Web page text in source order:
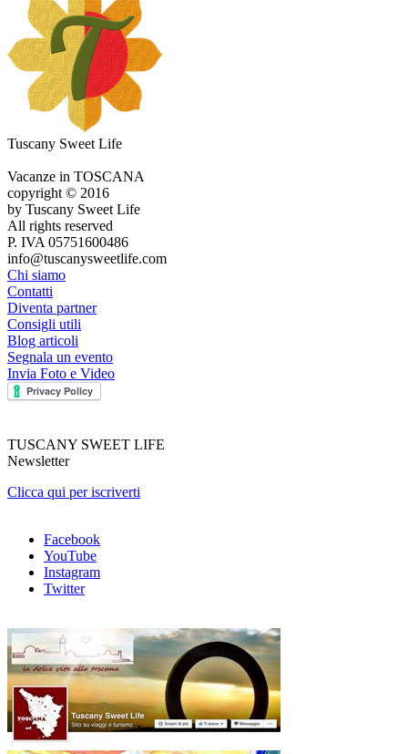
Tuscany Sweet Life
Vacanze in TOSCANA
copyright © 2016
by Tuscany Sweet Life
All rights reserved
P. IVA 05751600486
info@tuscanysweetlife.com
Chi siamo
Contatti
Diventa partner
Consigli utili
Blog articoli
Segnala un evento
Invia Foto e Video
TUSCANY SWEET LIFE
Newsletter
Clicca qui per iscriverti
Facebook
YouTube
Instagram
Twitter